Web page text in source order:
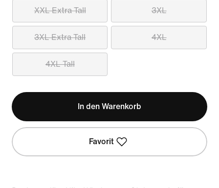
XXL Extra Tall 3XL
3XL Extra Tall 4XL
4XL Tall
In den Warenkorb
Favorit